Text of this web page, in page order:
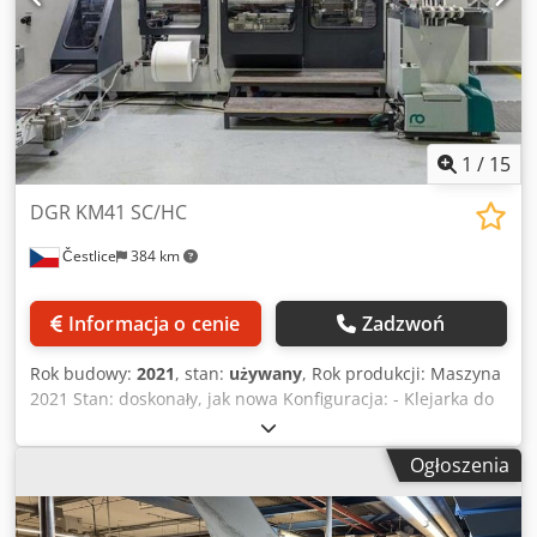
1 / 15
Čestlice 384 km
DGR KM41 SC/HC
Informacja o cenie Zadzwoń
Rok budowy: 2021, stan: używany, Rok produkcji: Maszyna
2021 Stan: doskonały, jak nowa Konfiguracja: - Klejarka do
oprawy V2, klejenie wyklejek, gazowanie - Podajnik bloków
książkowych - Stacja trzepiąca o regulowanej
intensywności - Stacja frezowania i nacinania z
niezależnymi napędami i regulowaną prędkością -
Zintegrowany podajnik wyklejek - Boczne klejenie wyklejek
Ogłoszenia